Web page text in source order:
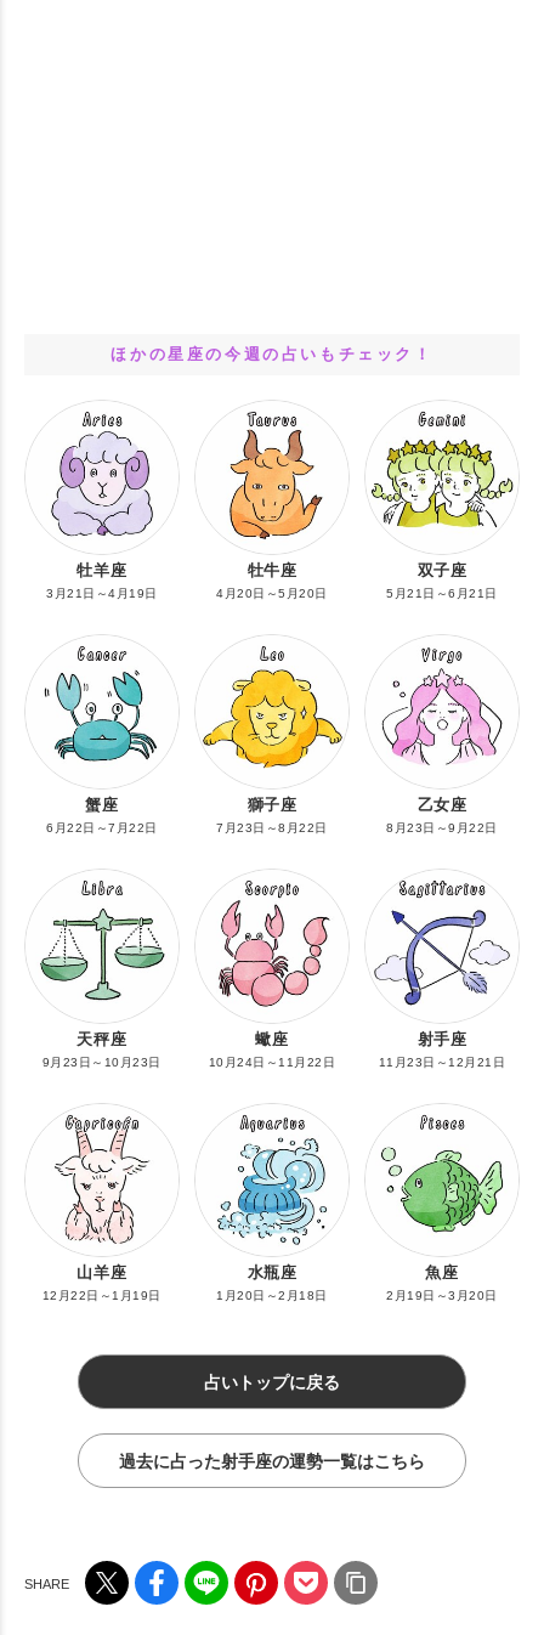
ほかの星座の今週の占いもチェック！
牡羊座
3月21日～4月19日
牡牛座
4月20日～5月20日
双子座
5月21日～6月21日
蟹座
6月22日～7月22日
獅子座
7月23日～8月22日
乙女座
8月23日～9月22日
天秤座
9月23日～10月23日
蠍座
10月24日～11月22日
射手座
11月23日～12月21日
山羊座
12月22日～1月19日
水瓶座
1月20日～2月18日
魚座
2月19日～3月20日
占いトップに戻る
過去に占った射手座の運勢一覧はこちら